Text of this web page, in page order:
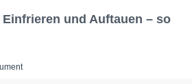
und Auftauen – so